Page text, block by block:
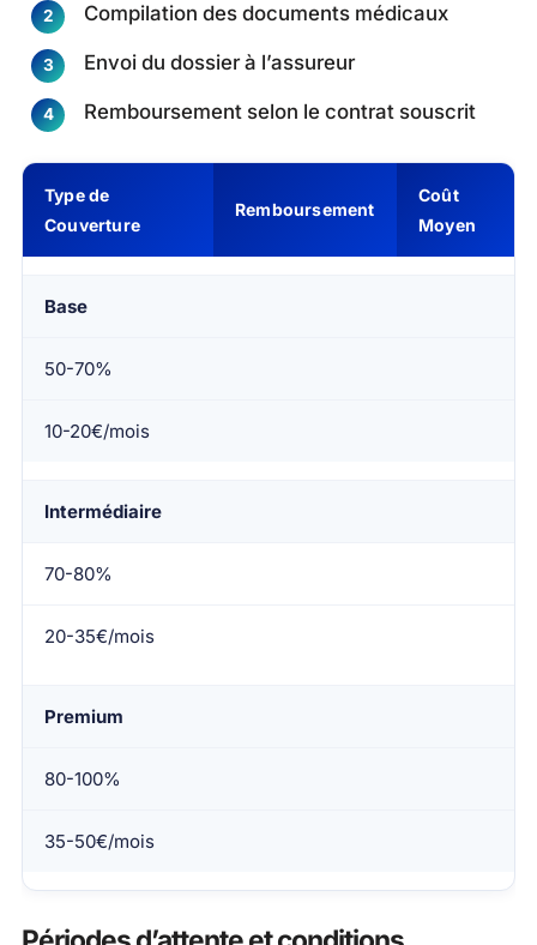
Compilation des documents médicaux
Envoi du dossier à l’assureur
Remboursement selon le contrat souscrit
Type de
Couverture
Remboursement
Coût
Moyen
Base
50-70%
10-20€/mois
Intermédiaire
70-80%
20-35€/mois
Premium
80-100%
35-50€/mois